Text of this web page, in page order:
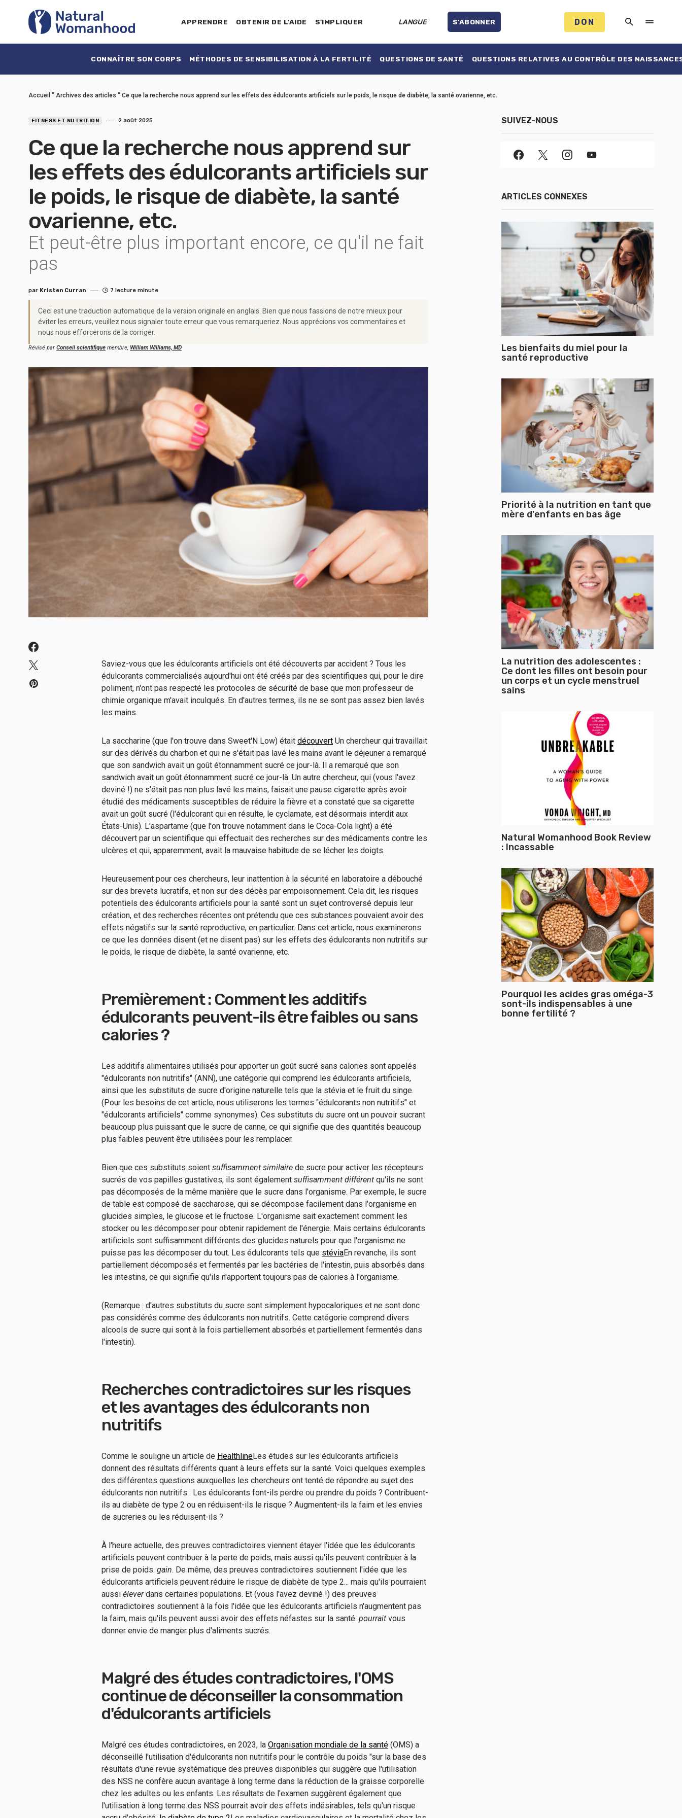
APPRENDRE OBTENIR DE L'AIDE S'IMPLIQUER LANGUE S'ABONNER DON
CONNAÎTRE SON CORPS MÉTHODES DE SENSIBILISATION À LA FERTILITÉ QUESTIONS DE SANTÉ QUESTIONS RELATIVES AU CONTRÔLE DES
Accueil " Archives des articles " Ce que la recherche nous apprend sur les effets des édulcorants artificiels sur le poids, le risque de diabète, la santé ovarienne, etc.
FITNESS ET NUTRITION 2 août 2025
Ce que la recherche nous apprend sur
les effets des édulcorants artificiels sur
le poids, le risque de diabète, la santé
ovarienne, etc.
Et peut-être plus important encore, ce qu'il ne fait
pas
par Kristen Curran 7 lecture minute
Ceci est une traduction automatique de la version originale en anglais. Bien que nous fassions de notre mieux pour
éviter les erreurs, veuillez nous signaler toute erreur que vous remarqueriez. Nous apprécions vos commentaires et
nous nous efforcerons de la corriger.
Révisé par Conseil scientifique membre, William Williams, MD
Saviez-vous que les édulcorants artificiels ont été découverts par accident ? Tous les
édulcorants commercialisés aujourd'hui ont été créés par des scientifiques qui, pour le dire
poliment, n'ont pas respecté les protocoles de sécurité de base que mon professeur de
chimie organique m'avait inculqués. En d'autres termes, ils ne se sont pas assez bien lavés
les mains.
La saccharine (que l'on trouve dans Sweet'N Low) était découvert Un chercheur qui travaillait
sur des dérivés du charbon et qui ne s'était pas lavé les mains avant le déjeuner a remarqué
que son sandwich avait un goût étonnamment sucré ce jour-là. Il a remarqué que son
sandwich avait un goût étonnamment sucré ce jour-là. Un autre chercheur, qui (vous l'avez
deviné !) ne s'était pas non plus lavé les mains, faisait une pause cigarette après avoir
étudié des médicaments susceptibles de réduire la fièvre et a constaté que sa cigarette
avait un goût sucré (l'édulcorant qui en résulte, le cyclamate, est désormais interdit aux
États-Unis). L'aspartame (que l'on trouve notamment dans le Coca-Cola light) a été
découvert par un scientifique qui effectuait des recherches sur des médicaments contre les
ulcères et qui, apparemment, avait la mauvaise habitude de se lécher les doigts.
Heureusement pour ces chercheurs, leur inattention à la sécurité en laboratoire a débouché
sur des brevets lucratifs, et non sur des décès par empoisonnement. Cela dit, les risques
potentiels des édulcorants artificiels pour la santé sont un sujet controversé depuis leur
création, et des recherches récentes ont prétendu que ces substances pouvaient avoir des
effets négatifs sur la santé reproductive, en particulier. Dans cet article, nous examinerons
ce que les données disent (et ne disent pas) sur les effets des édulcorants non nutritifs sur
le poids, le risque de diabète, la santé ovarienne, etc.
Premièrement : Comment les additifs
édulcorants peuvent-ils être faibles ou sans
calories ?
Les additifs alimentaires utilisés pour apporter un goût sucré sans calories sont appelés
"édulcorants non nutritifs" (ANN), une catégorie qui comprend les édulcorants artificiels,
ainsi que les substituts de sucre d'origine naturelle tels que la stévia et le fruit du singe.
(Pour les besoins de cet article, nous utiliserons les termes "édulcorants non nutritifs" et
"édulcorants artificiels" comme synonymes). Ces substituts du sucre ont un pouvoir sucrant
beaucoup plus puissant que le sucre de canne, ce qui signifie que des quantités beaucoup
plus faibles peuvent être utilisées pour les remplacer.
Bien que ces substituts soient suffisamment similaire de sucre pour activer les récepteurs
sucrés de vos papilles gustatives, ils sont également suffisamment différent qu'ils ne sont
pas décomposés de la même manière que le sucre dans l'organisme. Par exemple, le sucre
de table est composé de saccharose, qui se décompose facilement dans l'organisme en
glucides simples, le glucose et le fructose. L'organisme sait exactement comment les
stocker ou les décomposer pour obtenir rapidement de l'énergie. Mais certains édulcorants
artificiels sont suffisamment différents des glucides naturels pour que l'organisme ne
puisse pas les décomposer du tout. Les édulcorants tels que stéviaEn revanche, ils sont
partiellement décomposés et fermentés par les bactéries de l'intestin, puis absorbés dans
les intestins, ce qui signifie qu'ils n'apportent toujours pas de calories à l'organisme.
(Remarque : d'autres substituts du sucre sont simplement hypocaloriques et ne sont donc
pas considérés comme des édulcorants non nutritifs. Cette catégorie comprend divers
alcools de sucre qui sont à la fois partiellement absorbés et partiellement fermentés dans
l'intestin).
Recherches contradictoires sur les risques
et les avantages des édulcorants non
nutritifs
Comme le souligne un article de HealthlineLes études sur les édulcorants artificiels
donnent des résultats différents quant à leurs effets sur la santé. Voici quelques exemples
des différentes questions auxquelles les chercheurs ont tenté de répondre au sujet des
édulcorants non nutritifs : Les édulcorants font-ils perdre ou prendre du poids ? Contribuent-
ils au diabète de type 2 ou en réduisent-ils le risque ? Augmentent-ils la faim et les envies
de sucreries ou les réduisent-ils ?
À l'heure actuelle, des preuves contradictoires viennent étayer l'idée que les édulcorants
artificiels peuvent contribuer à la perte de poids, mais aussi qu'ils peuvent contribuer à la
prise de poids. gain. De même, des preuves contradictoires soutiennent l'idée que les
édulcorants artificiels peuvent réduire le risque de diabète de type 2... mais qu'ils pourraient
aussi éleverdans certaines populations. Et (vous l'avez deviné !) des preuves
contradictoires soutiennent à la fois l'idée que les édulcorants artificiels n'augmentent pas
la faim, mais qu'ils peuvent aussi avoir des effets néfastes sur la santé. pourrait vous
donner envie de manger plus d'aliments sucrés.
Malgré des études contradictoires, l'OMS
continue de déconseiller la consommation
d'édulcorants artificiels
Malgré ces études contradictoires, en 2023, la Organisation mondiale de la santé (OMS) a
déconseillé l'utilisation d'édulcorants non nutritifs pour le contrôle du poids "sur la base des
résultats d'une revue systématique des preuves disponibles qui suggère que l'utilisation
des NSS ne confère aucun avantage à long terme dans la réduction de la graisse corporelle
chez les adultes ou les enfants. Les résultats de l'examen suggèrent également que
l'utilisation à long terme des NSS pourrait avoir des effets indésirables, tels qu'un risque
SUIVEZ-NOUS
ARTICLES CONNEXES
Les bienfaits du miel pour la
santé reproductive
Priorité à la nutrition en tant que
mère d'enfants en bas âge
La nutrition des adolescentes :
Ce dont les filles ont besoin pour
un corps et un cycle menstruel
sains
Natural Womanhood Book Review
: Incassable
Pourquoi les acides gras oméga-3
sont-ils indispensables à une
bonne fertilité ?